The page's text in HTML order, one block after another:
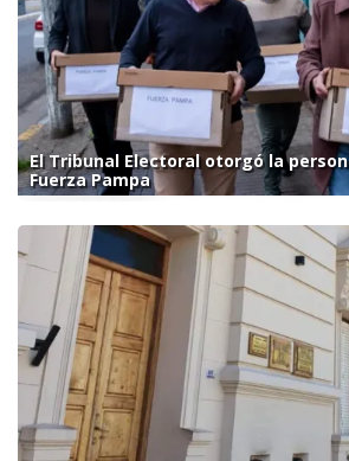
El Tribunal Electoral otorgó la
Fuerza Pampa